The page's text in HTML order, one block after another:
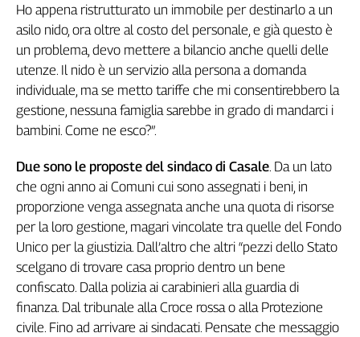
Le
trasmissioni
tv
Work
in
Progress
L'Italia
nel
Territori
Abruzzo-
Molise
Alto
Adige
Basilicata
Calabria
Campania
Ho appena ristrutturato un immobile per destinarlo a un
asilo nido, ora oltre al costo del personale, e già questo è
un problema, devo mettere a bilancio anche quelli delle
utenze. Il nido è un servizio alla persona a domanda
individuale, ma se metto tariffe che mi consentirebbero la
gestione, nessuna famiglia sarebbe in grado di mandarci i
bambini. Come ne esco?”.
Due sono le proposte del sindaco di Casale. Da un lato
che ogni anno ai Comuni cui sono assegnati i beni, in
proporzione venga assegnata anche una quota di risorse
per la loro gestione, magari vincolate tra quelle del Fondo
Unico per la giustizia. Dall’altro che altri “pezzi dello Stato
scelgano di trovare casa proprio dentro un bene
confiscato. Dalla polizia ai carabinieri alla guardia di
finanza. Dal tribunale alla Croce rossa o alla Protezione
civile. Fino ad arrivare ai sindacati. Pensate che messaggio